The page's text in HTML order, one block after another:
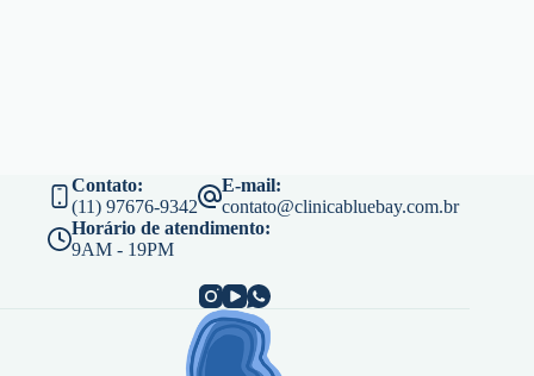
Contato:
(11) 97676-9342
E-mail:
contato@clinicabluebay.com.br
Horário de atendimento:
9AM - 19PM